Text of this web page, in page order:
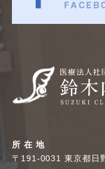
所 在 地
〒191-0031 東京都日